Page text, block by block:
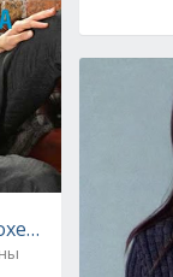
от Lana